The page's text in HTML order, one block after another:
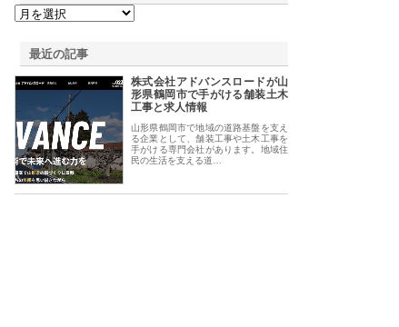
最近の記事
株式会社アドバンスロードが山
形県鶴岡市で手がける舗装土木
工事と求人情報
山形県鶴岡市で地域の道路基盤を支え
る企業として、舗装工事や土木工事を
手がける専門会社があります。地域住
民の生活を支える道…